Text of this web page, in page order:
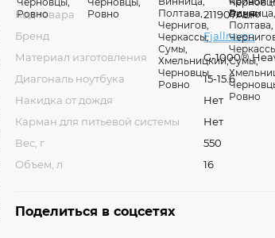
Код товара
211907ALP
Бренд
Fjallraven
Материал изготовления
G-1000®
Диагональ ноутбука
15-15.6
Накидка от дождя
Нет
Карман для питьевой системы
Нет
Вес, г
550
Объем, л
16
Поделиться в соцсетях